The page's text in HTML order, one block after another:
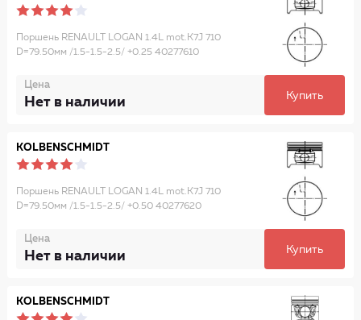
Поршень RENAULT LOGAN 1.4L mot.K7J 710
D=79.50мм /1.5-1.5-2.5/ +0.25 40277610
Цена
Нет в наличии Купить
KOLBENSCHMIDT
Поршень RENAULT LOGAN 1.4L mot.K7J 710
D=79.50мм /1.5-1.5-2.5/ +0.50 40277620
Цена
Нет в наличии Купить
KOLBENSCHMIDT